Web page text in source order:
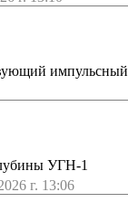
импульсный
УГН-1
г. 13:06